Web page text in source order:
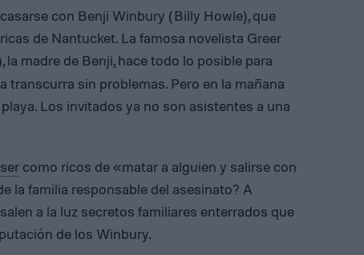
con Benji Winbury (Billy Howle), que
de Nantucket. La famosa novelista Greer
la madre de Benji, hace todo lo posible para
transcurra sin problemas. Pero en la mañana
Los invitados ya no son asistentes a una
como ricos de «matar a alguien y salirse con
la familia responsable del asesinato? A
a la luz secretos familiares enterrados que
de los Winbury.